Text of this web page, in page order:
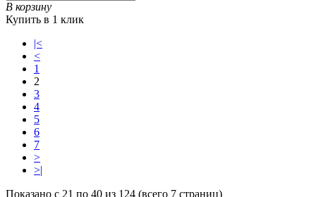
В корзину
Купить в 1 клик
|<
<
1
2
3
4
5
6
7
>
>|
Показано с 21 по 40 из 124 (всего 7 страниц)